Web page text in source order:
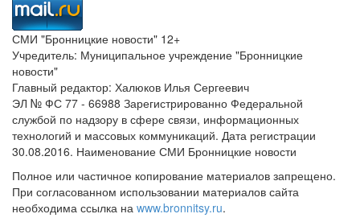
СМИ "Бронницкие новости" 12+
Учредитель: Муниципальное учреждение "Бронницкие
новости"
Главный редактор: Халюков Илья Сергеевич
ЭЛ № ФС 77 - 66988 Зарегистрированно Федеральной
службой по надзору в сфере связи, информационных
технологий и массовых коммуникаций. Дата регистрации
30.08.2016. Наименование СМИ Бронницкие новости
Полное или частичное копирование материалов запрещено.
При согласованном использовании материалов сайта
необходима ссылка на www.bronnitsy.ru.